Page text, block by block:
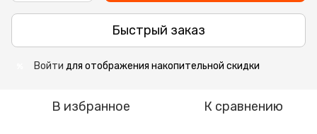
Быстрый заказ
Войти для отображения накопительной скидки
В избранное К сравнению